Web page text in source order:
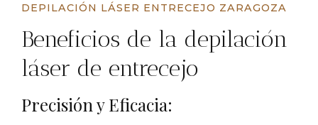
DEPILACIÓN LÁSER ENTRECEJO ZARAGOZA
Beneficios de la depilación
láser de entrecejo
Precisión y Eficacia: